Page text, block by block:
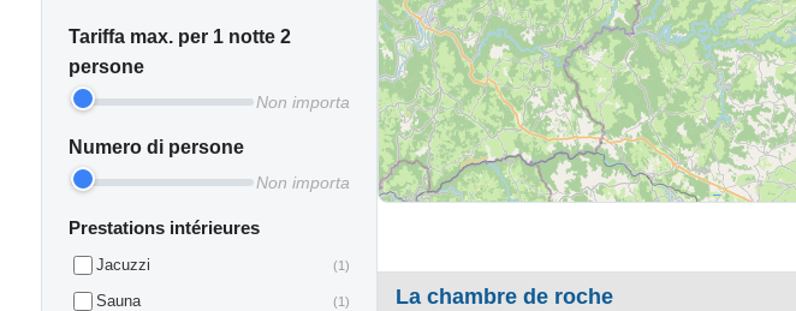
Tariffa max. per 1 notte 2
persone
Non importa
Numero di persone
Non importa
Prestations intérieures
Jacuzzi (1)
Sauna (1) La chambre de roche